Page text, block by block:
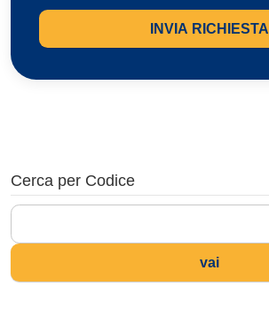
INVIA RICHIESTA
Cerca per Codice
vai